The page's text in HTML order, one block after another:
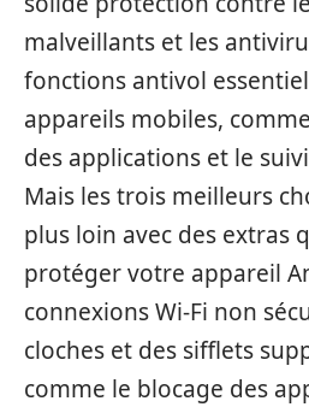
malveillants et les
fonctions antivol
appareils mobiles,
des applications et le
Mais les trois meilleurs
plus loin avec des extras
protéger votre appareil
connexions Wi-Fi non
cloches et des sifflets
comme le blocage des